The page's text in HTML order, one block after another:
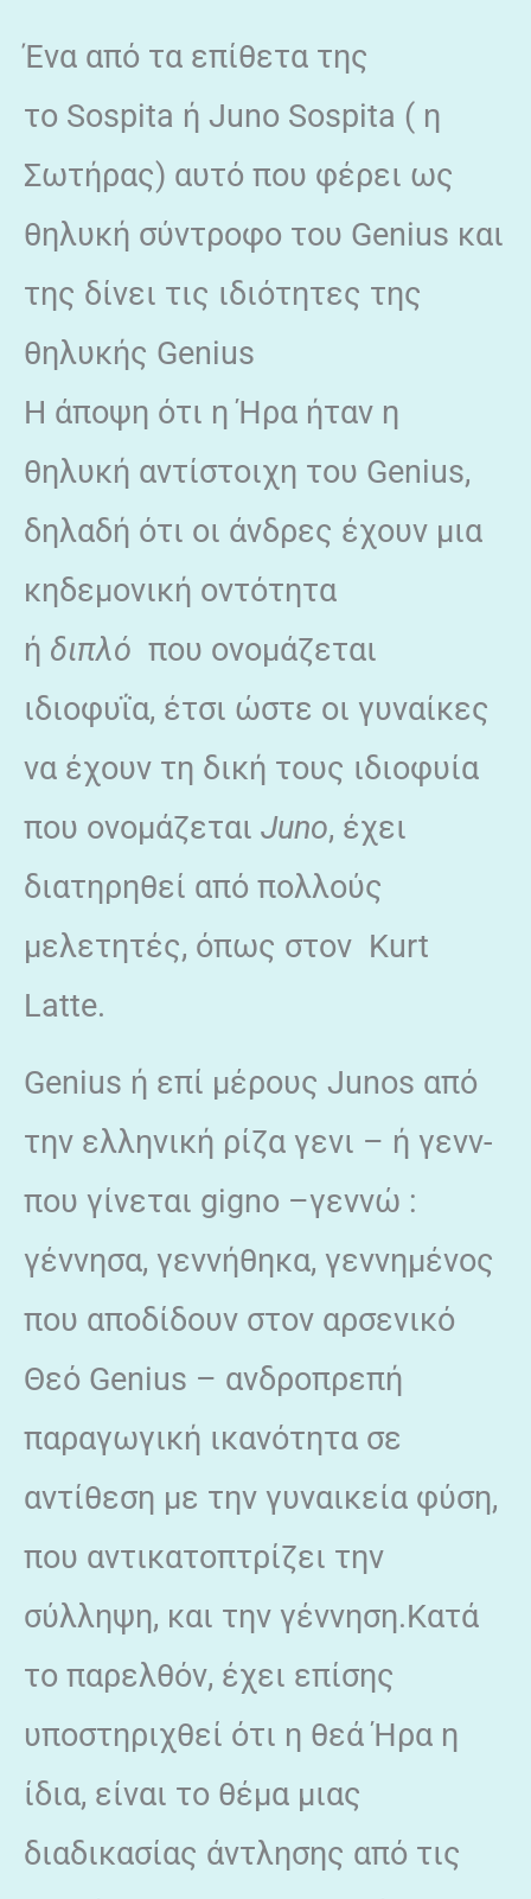
Ένα από τα επίθετα της
το Sospita ή Juno Sospita ( η
Σωτήρας) αυτό που φέρει ως
θηλυκή σύντροφο του Genius και
της δίνει τις ιδιότητες της
θηλυκής Genius
Η άποψη ότι η Ήρα ήταν η
θηλυκή αντίστοιχη του Genius,
δηλαδή ότι οι άνδρες έχουν μια
κηδεμονική οντότητα
ή διπλό που ονομάζεται
ιδιοφυΐα, έτσι ώστε οι γυναίκες
να έχουν τη δική τους ιδιοφυία
που ονομάζεται Juno, έχει
διατηρηθεί από πολλούς
μελετητές, όπως στον Kurt
Latte.
Genius ή επί μέρους Junos από
την ελληνική ρίζα γενι – ή γενν-
που γίνεται gigno –γεννώ :
γέννησα, γεννήθηκα, γεννημένος
που αποδίδουν στον αρσενικό
Θεό Genius – ανδροπρεπή
παραγωγική ικανότητα σε
αντίθεση με την γυναικεία φύση,
που αντικατοπτρίζει την
σύλληψη, και την γέννηση.Κατά
το παρελθόν, έχει επίσης
υποστηριχθεί ότι η θεά Ήρα η
ίδια, είναι το θέμα μιας
διαδικασίας άντλησης από τις